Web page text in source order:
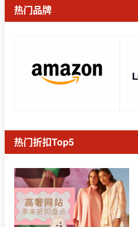
热门品牌
热门折扣Top5